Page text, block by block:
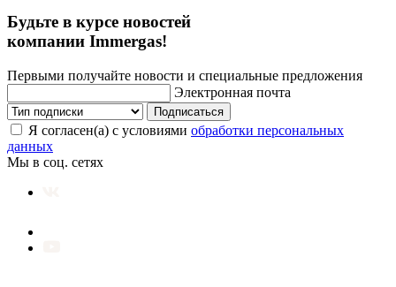
Будьте в курсе новостей
компании Immergas!
Первыми получайте новости и специальные предложения
Электронная почта
Подписаться
Я согласен(а) с условиями обработки персональных
данных
Мы в соц. сетях